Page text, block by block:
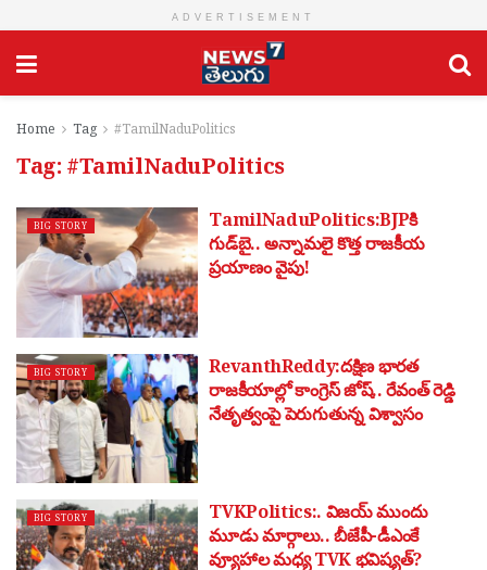
ADVERTISEMENT
Home Tag #TamilNaduPolitics
Tag: #TamilNaduPolitics
BIG STORY
TamilNaduPolitics:BJPకి
గుడ్‌బై.. అన్నామలై కొత్త రాజకీయ
ప్రయాణం వైపు!
BIG STORY
RevanthReddy:దక్షిణ భారత
రాజకీయాల్లో కాంగ్రెస్ జోష్.. రేవంత్ రెడ్డి
నేతృత్వంపై పెరుగుతున్న విశ్వాసం
BIG STORY
TVKPolitics:. విజయ్ ముందు
మూడు మార్గాలు.. బీజేపీ-డీఎంకే
వ్యూహాల మధ్య TVK భవిష్యత్?